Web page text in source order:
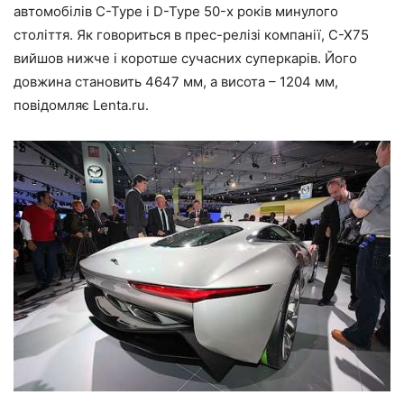
автомобілів C-Type і D-Type 50-х років минулого
століття. Як говориться в прес-релізі компанії, C-X75
вийшов нижче і коротше сучасних суперкарів. Його
довжина становить 4647 мм, а висота – 1204 мм,
повідомляє Lenta.ru.